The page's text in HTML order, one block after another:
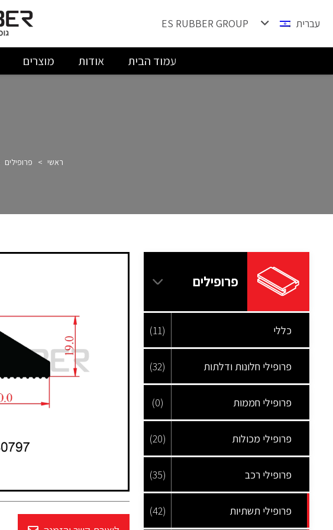
ES RUBBER GROUP עברית
עמוד הבית אודות מוצרים
ראשי > פרופילים
פרופילים
כללי (11)
פרופילי חלונות ודלתות (32)
פרופילי חממות (0)
פרופילי מכולות (20)
פרופילי רכב (35)
פרופילי תשתיות (42)